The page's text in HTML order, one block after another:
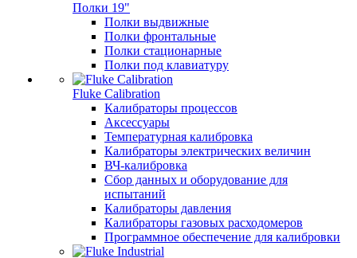
Полки 19"
Полки выдвижные
Полки фронтальные
Полки стационарные
Полки под клавиатуру
Fluke Calibration
Калибраторы процессов
Аксессуары
Температурная калибровка
Калибраторы электрических величин
ВЧ-калибровка
Сбор данных и оборудование для
испытаний
Калибраторы давления
Калибраторы газовых расходомеров
Программное обеспечение для калибровки